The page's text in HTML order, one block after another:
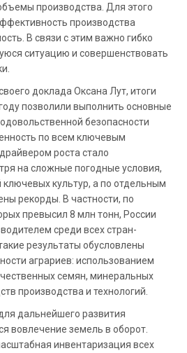
производства. Для этого
производства
В связи с этим важно гибко
ситуацию и совершенствовать
доклада Оксана Лут, итоги
позволили выполнить основные
безопасности
по всем ключевым
роста стало
на сложные погодные условия,
культур, а по отдельным
рекорды. В частности, по
превысил 8 млн тонн, России
среди всех стран-
результаты обусловлены
аграриев: использованием
семян, минеральных
производства и технологий.
дальнейшего развития
вовлечение земель в оборот.
инвентаризация всех